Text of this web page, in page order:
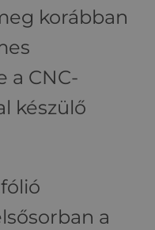
korábban
a CNC-
készülő
a